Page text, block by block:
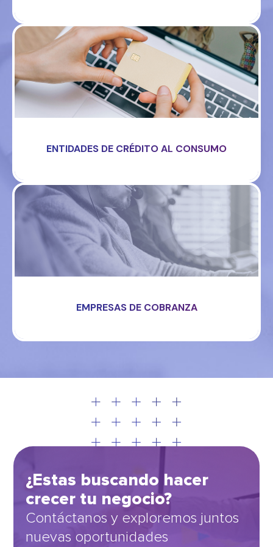
ENTIDADES DE CRÉDITO AL CONSUMO
EMPRESAS DE COBRANZA
¿Estas buscando hacer
crecer tu negocio?
Contáctanos y exploremos juntos
nuevas oportunidades